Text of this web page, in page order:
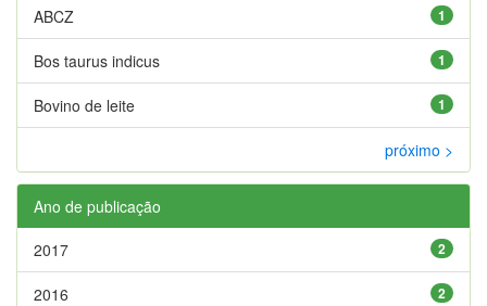
1
ABCZ
1
Bos taurus indicus
1
Bovino de leite
próximo >
Ano de publicação
2
2017
2
2016